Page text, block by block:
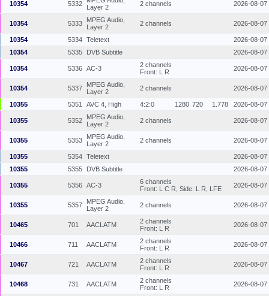
10354 5332
Layer 2
2 channels 2026-08-07
10354 5333
MPEG Audio,
Layer 2
2 channels 2026-08-07
10354 5334 Teletext
2026-08-07
10354
5335 DVB Subtitle 2026-08-07
10354 5336 AC-3
2 channels
Front: L R
2026-08-07
10354 5337
MPEG Audio,
Layer 2
2 channels 2026-08-07
10355 5351 AVC 4, High 4:2:0 1280 720 1.778 2026-08-07
10355 5352
MPEG Audio,
Layer 2
2 channels 2026-08-07
10355 5353
MPEG Audio,
Layer 2
2 channels 2026-08-07
10355 5354 Teletext
2026-08-07
10355
5355 DVB Subtitle 2026-08-07
10355 5356 AC-3
6 channels
Front: L C R, Side: L R, LFE
2026-08-07
10355 5357
MPEG Audio,
Layer 2
2 channels 2026-08-07
10465 701 AACLATM
2 channels
Front: L R
2026-08-07
10466 711 AACLATM
2 channels
Front: L R
2026-08-07
10467 721 AACLATM
2 channels
Front: L R
2026-08-07
10468 731 AACLATM
2 channels
Front: L R
2026-08-07